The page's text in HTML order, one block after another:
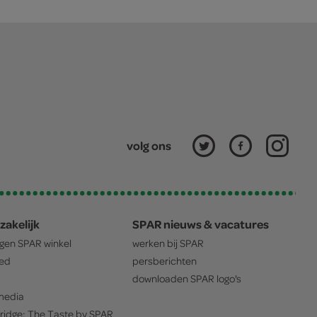
volg ons
SPAR winkel
The Taste bySPAR
SPAR nieuws & vacatures
werken bij SPAR
persberichten
downloaden SPAR logo's